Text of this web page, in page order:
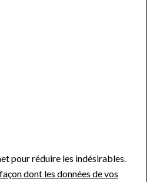
pour réduire les indésirables.
dont les données de vos